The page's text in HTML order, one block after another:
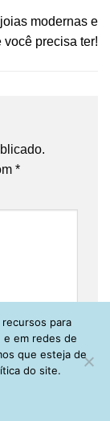
modernas e
você precisa ter!
*
para
e em redes de
que esteja de
do site.